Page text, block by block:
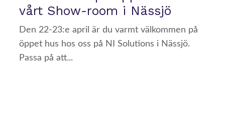
vårt Show-room i Nässjö
Den 22-23:e april är du varmt välkommen på
öppet hus hos oss på NI Solutions i Nässjö.
Passa på att...